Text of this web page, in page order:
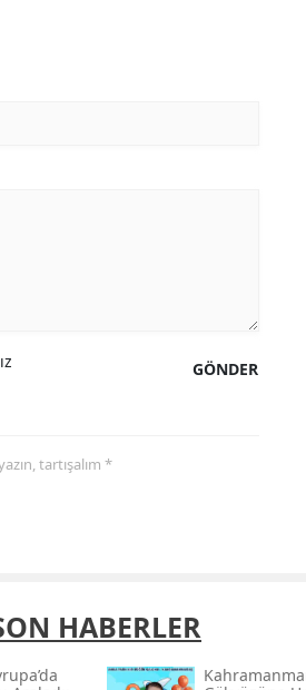
GÖNDER
tartışalım *
HABERLER